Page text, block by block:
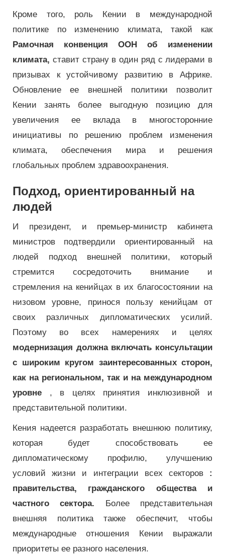
Кроме того, роль Кении в международной
политике по изменению климата, такой как
Рамочная конвенция ООН об изменении
климата, ставит страну в один ряд с лидерами в
призывах к устойчивому развитию в Африке.
Обновление ее внешней политики позволит
Кении занять более выгодную позицию для
увеличения ее вклада в многосторонние
инициативы по решению проблем изменения
климата, обеспечения мира и решения
глобальных проблем здравоохранения.
Подход, ориентированный на
людей
И президент, и премьер-министр кабинета
министров подтвердили ориентированный на
людей подход внешней политики, который
стремится сосредоточить внимание и
стремления на кенийцах в их благосостоянии на
низовом уровне, принося пользу кенийцам от
своих различных дипломатических усилий.
Поэтому во всех намерениях и целях
модернизация должна включать консультации
с широким кругом заинтересованных сторон,
как на региональном, так и на международном
уровне , в целях принятия инклюзивной и
представительной политики.
Кения надеется разработать внешнюю политику,
которая будет способствовать ее
дипломатическому профилю, улучшению
условий жизни и интеграции всех секторов :
правительства, гражданского общества и
частного сектора. Более представительная
внешняя политика также обеспечит, чтобы
международные отношения Кении выражали
приоритеты ее разного населения.